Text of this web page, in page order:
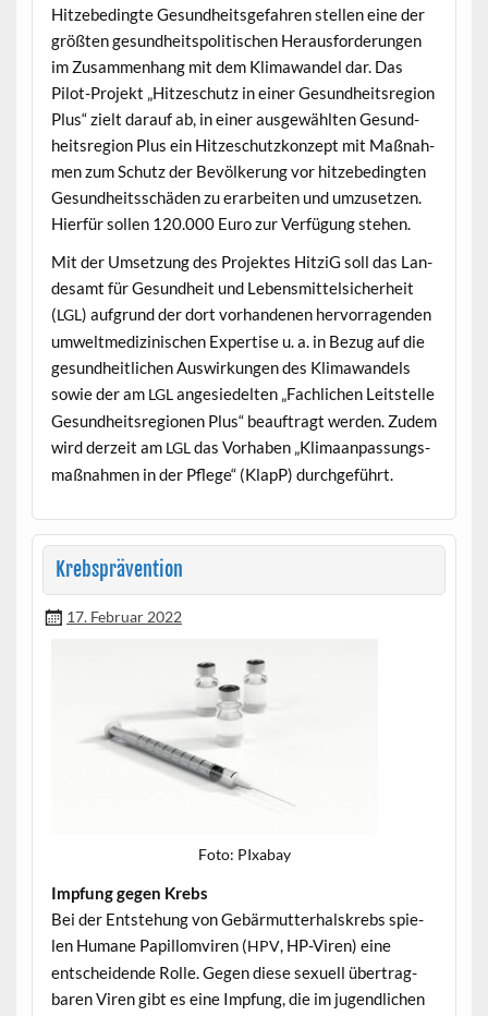
Hitzebe­d­ingte Gesund­heits­ge­fahren stellen eine der
größten gesund­heit­spoli­tis­chen Her­aus­forderun­gen
im Zusam­men­hang mit dem Kli­mawan­del dar. Das
Pilot-Pro­jekt „Hitzeschutz in ein­er Gesund­heit­sre­gion
Plus“ zielt darauf ab, in ein­er aus­gewählten Gesund­
heit­sre­gion Plus ein Hitzeschutzkonzept mit Maß­nah­
men zum Schutz der Bevölkerung vor hitzebe­d­ingten
Gesund­heitss­chä­den zu erar­beit­en und umzuset­zen.
Hier­für sollen 120.000 Euro zur Ver­fü­gung stehen.
Mit der Umset­zung des Pro­jek­tes HitziG soll das Lan­
desamt für Gesund­heit und Lebens­mit­tel­sicher­heit
(LGL) auf­grund der dort vorhan­de­nen her­vor­ra­gen­den
umweltmedi­zinis­chen Exper­tise u. a. in Bezug auf die
gesund­heitlichen Auswirkun­gen des Kli­mawan­dels
sowie der am LGLange­siedel­ten „Fach­lichen Leit­stelle
Gesund­heit­sre­gio­nen Plus“ beauf­tragt wer­den. Zudem
wird derzeit am LGLdas Vorhaben „Kli­maan­pas­sungs­
maß­nah­men in der Pflege“ (KlapP) durchgeführt.
Krebsprävention
17. Februar 2022
Foto: PIx­abay
Imp­fung gegen Krebs
Bei der Entste­hung von Gebär­mut­ter­hal­skrebs spie­
len Humane Papil­lomviren (HPV, HP-Viren) eine
entschei­dende Rolle. Gegen diese sex­uell über­trag­
baren Viren gibt es eine Imp­fung, die im jugendlichen